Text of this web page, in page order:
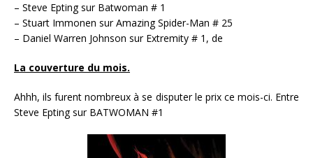
– Steve Epting sur Batwoman # 1
– Stuart Immonen sur Amazing Spider-Man # 25
– Daniel Warren Johnson sur Extremity # 1, de
La couverture du mois.
Ahhh, ils furent nombreux à se disputer le prix ce mois-ci. Entre
Steve Epting sur BATWOMAN #1